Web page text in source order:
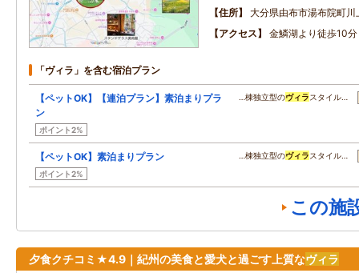
住所
大分県由布市湯布院町
アクセス
金鱗湖より徒歩10分
「ヴィラ」を含む宿泊プラン
【ペットOK】【連泊プラン】素泊まりプラ
ン
ポイント2%
…棟独立型のヴィラスタイル…
【ペットOK】素泊まりプラン
ポイント2%
…棟独立型のヴィラスタイル…
この施
夕食クチコミ★4.9｜紀州の美食と愛犬と過ごす上質なヴィラ